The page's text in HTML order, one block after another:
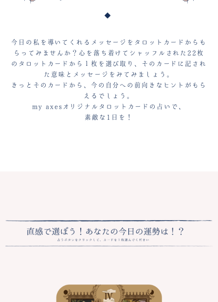
今日の私を導いてくれるメッセージをタロットカードからも
らってみませんか？心を落ち着けてシャッフルされた 22枚
のタロットカードから１枚を選び取り、そのカードに記され
た意味とメッセージをみてみましょう。
きっとそのカードから、今の自分への前向きなヒントがもら
えるでしょう。
my axesオリジナルタロットカードの占いで、
素敵な1日を！